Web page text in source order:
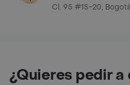
Cl. 95 #15-20,
¿Quieres pedir a